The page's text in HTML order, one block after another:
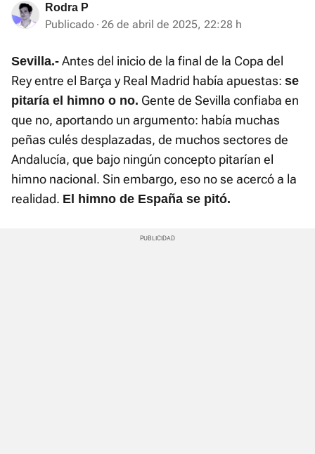
Rodra P
Publicado 26 de abril de 2025, 22:28 h
Sevilla.- Antes del inicio de la final de la Copa del
Rey entre el Barça y Real Madrid había apuestas: se
pitaría el himno o no. Gente de Sevilla confiaba en
que no, aportando un argumento: había muchas
peñas culés desplazadas, de muchos sectores de
Andalucía, que bajo ningún concepto pitarían el
himno nacional. Sin embargo, eso no se acercó a la
realidad. El himno de España se pitó.